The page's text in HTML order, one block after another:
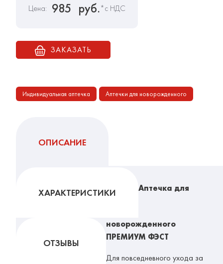
Цена: 985 руб.*с НДС
ЗАКАЗАТЬ
Индивидуальная аптечка Аптечки для новорожденного
ОПИСАНИЕ
ХАРАКТЕРИСТИКИ
ОТЗЫВЫ
Аптечка для
новорожденного
ПРЕМИУМ ФЭСТ
Для повседневного ухода за